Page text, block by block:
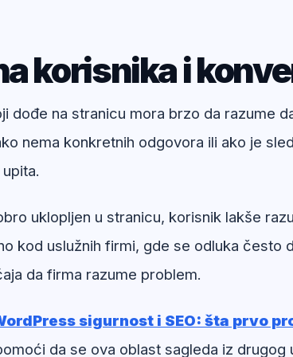
korisnika i
dođe na stranicu mora brzo da razume
nema konkretnih odgovora ili ako je
uklopljen u stranicu, korisnik lakše
kod uslužnih firmi, gde se odluka često
da firma razume problem.
sigurnost i SEO: šta prvo
da se ova oblast sagleda iz drugog